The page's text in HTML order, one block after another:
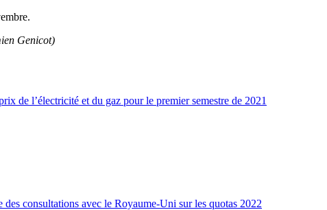
Genicot)
de l’électricité et du gaz pour le premier semestre de 2021
consultations avec le Royaume-Uni sur les quotas 2022